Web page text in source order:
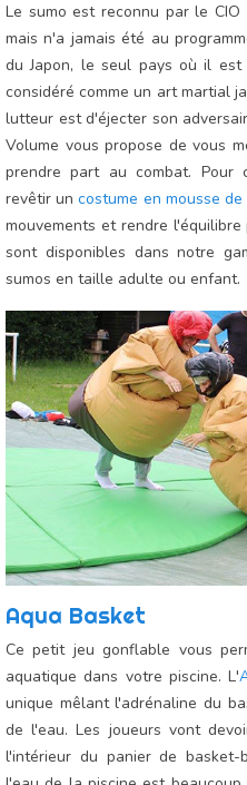
Le sumo est reconnu par le CIO
mais n'a jamais été au
du Japon, le seul pays où il est
considéré comme un art martial
lutteur est d'éjecter son
Volume vous propose de vous
prendre part au combat. Pour
revêtir uncostume en mousse de
mouvements et rendre
sont disponibles dans notre
sumos en taille adulte ou enfant.
Aqua Basket
Ce petit jeu gonflable vous
aquatique dans votre piscine. L'
unique mêlant l'adrénaline du
de l'eau. Les joueurs vont
l'intérieur du panier de